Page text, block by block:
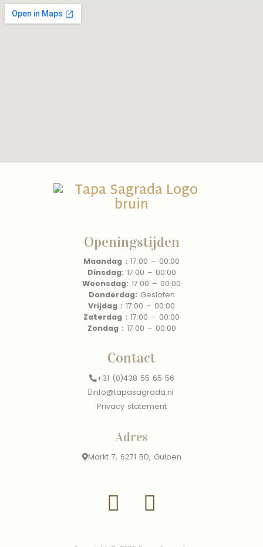
Openingstijden
Maandag : 17:00 – 00:00
Dinsdag: 17:00 – 00:00
Woensdag: 17:00 – 00:00
Donderdag: Gesloten
Vrijdag : 17:00 – 00:00
Zaterdag : 17:00 – 00:00
Zondag : 17:00 – 00:00
Contact
+31 (0)438 55 65 56
info@tapasagrada.nl
Privacy statement
Adres
Markt 7, 6271 BD, Gulpen